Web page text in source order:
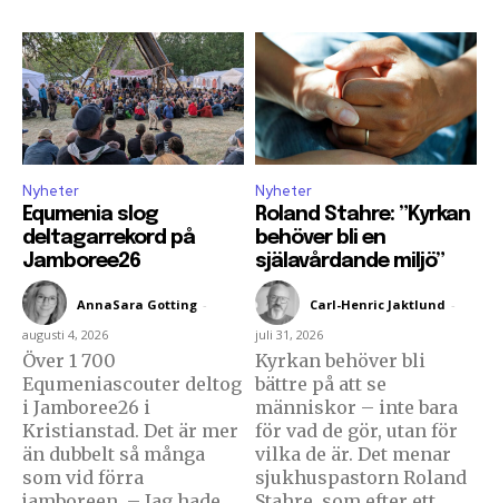
Nyheter
Equmenia slog
deltagarrekord på
Jamboree26
AnnaSara Gotting -
augusti 4, 2026
Över 1 700
Equmeniascouter deltog
i Jamboree26 i
Kristianstad. Det är mer
än dubbelt så många
som vid förra
Nyheter
Roland Stahre: ”Kyrkan
behöver bli en
själavårdande miljö”
Carl-Henric Jaktlund -
juli 31, 2026
Kyrkan behöver bli
bättre på att se
människor – inte bara
för vad de gör, utan för
vilka de är. Det menar
sjukhuspastorn Roland